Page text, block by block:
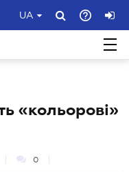
UA
«кольорові»
0